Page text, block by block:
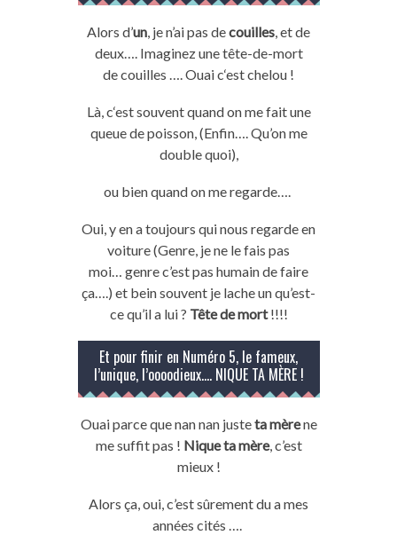
Alors d’un, je n’ai pas decouilles, et de
deux….Imaginez une tête-de-mort
decouilles ….Ouaic‘estchelou !
Là,c‘est souventquandonme fait une
queue de poisson,(Enfin….Qu’on me
double quoi),
ou bienquandonme regarde….
Oui, y en a toujours qui nous regarde en
voiture(Genre, je ne lefais pas
moi… genrec’est pas humain de faire
ça….) et beinsouvent je lacheun qu’est-
cequ’il a lui ? Tête de mort!!!!
Et pour finir en Numéro 5, le fameux,
l’unique, l’oooodieux…. NIQUE TA MÈRE!
Ouaiparce quenannanjustetamèrene
me suffit pas ! Niquetamère, c’est
mieux !
Alors ça, oui, c’est sûrement du a mes
années cités ….